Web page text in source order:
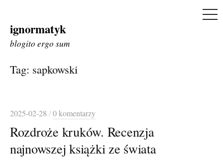
Skip
to
ignormatyk
blogito ergo sum
Tag: sapkowski
2025-02-28 /0 komentarzy
Rozdroże kruków. Recenzja
najnowszej książki ze świata